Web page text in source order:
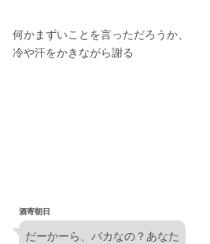
何かまずいことを言っただろうか、
冷や汗をかきながら謝る
酒寄朝日
だーかーら、バカなの？あなた